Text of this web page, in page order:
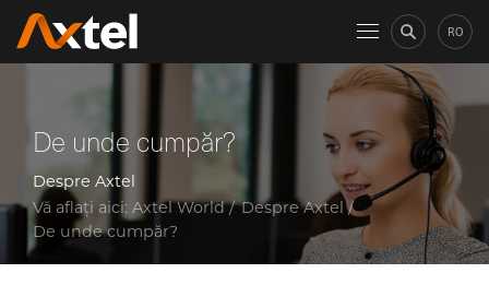
RO
De unde cumpăr?
Despre Axtel
Vă aflați aici: Axtel World
Despre Axtel
De unde cumpăr?